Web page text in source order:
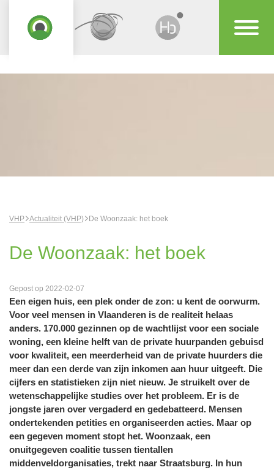
VHP Actualiteit (VHP) De Woonzaak: het boek
De Woonzaak: het boek
Gepost op 2022-02-07
Een eigen huis, een plek onder de zon: u kent de oorwurm.
Voor veel mensen in Vlaanderen is de realiteit helaas
anders. 170.000 gezinnen op de wachtlijst voor een sociale
woning, een kleine helft van de private huurpanden gebuisd
voor kwaliteit, een meerderheid van de private huurders die
meer dan een derde van zijn inkomen aan huur uitgeeft. Die
cijfers en statistieken zijn niet nieuw. Je struikelt over de
wetenschappelijke studies over het probleem. Er is de
jongste jaren over vergaderd en gedebatteerd. Mensen
ondertekenden petities en organiseerden acties. Maar op
een gegeven moment stopt het. Woonzaak, een
onuitgegeven coalitie tussen tientallen
middenveldorganisaties, trekt naar Straatsburg. In hun